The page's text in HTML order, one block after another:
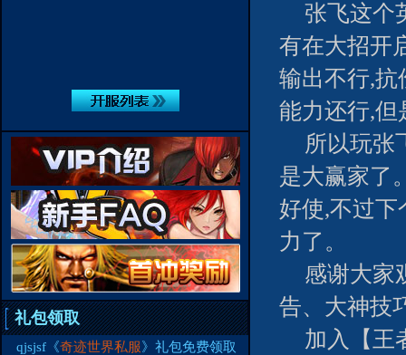
礼包领取
qjsjsf《奇迹世界私服》礼包免费领取
张飞这个
有在大招开
输出不行,抗
能力还行,但
所以玩张
是大赢家了
好使,不过
力了。
感谢大家
告、大神技
加入【王